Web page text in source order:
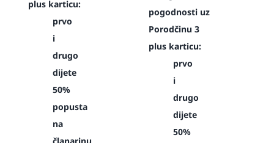
plus karticu:
prvo
i
drugo
dijete
50%
popusta
na
članarinu
pogodnosti uz
Porodčinu 3
plus karticu:
prvo
i
drugo
dijete
50%